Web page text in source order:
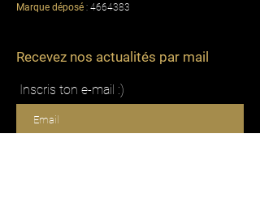
Marque déposé : 4664383
Recevez nos actualités par mail
Inscris ton e-mail :)